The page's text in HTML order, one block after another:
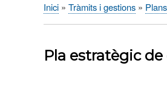
Fil
Inici Tràmits i gestions
Pla estratègic